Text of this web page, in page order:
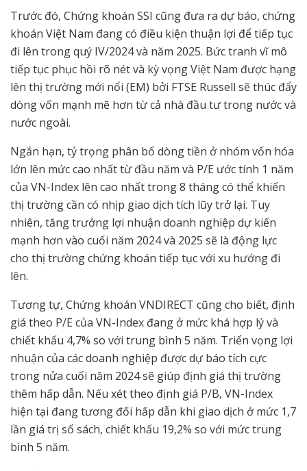
Trước đó, Chứng khoán SSI cũng đưa ra dự báo, chứng
khoán Việt Nam đang có điều kiện thuận lợi để tiếp tục
đi lên trong quý IV/2024 và năm 2025. Bức tranh vĩ mô
tiếp tục phục hồi rõ nét và kỳ vọng Việt Nam được hạng
lên thị trường mới nổi (EM) bởi FTSE Russell sẽ thúc đẩy
dòng vốn mạnh mẽ hơn từ cả nhà đầu tư trong nước và
nước ngoài.
Ngắn hạn, tỷ trọng phân bổ dòng tiền ở nhóm vốn hóa
lớn lên mức cao nhất từ đầu năm và P/E ước tính 1 năm
của VN-Index lên cao nhất trong 8 tháng có thể khiến
thị trường cần có nhịp giao dịch tích lũy trở lại. Tuy
nhiên, tăng trưởng lợi nhuận doanh nghiệp dự kiến
mạnh hơn vào cuối năm 2024 và 2025 sẽ là động lực
cho thị trường chứng khoán tiếp tục với xu hướng đi
lên.
Tương tự, Chứng khoán VNDIRECT cũng cho biết, định
giá theo P/E của VN-Index đang ở mức khá hợp lý và
chiết khấu 4,7% so với trung bình 5 năm. Triển vọng lợi
nhuận của các doanh nghiệp được dự báo tích cực
trong nửa cuối năm 2024 sẽ giúp định giá thị trường
thêm hấp dẫn. Nếu xét theo định giá P/B, VN-Index
hiện tại đang tương đối hấp dẫn khi giao dịch ở mức 1,7
lần giá trị sổ sách, chiết khấu 19,2% so với mức trung
bình 5 năm.